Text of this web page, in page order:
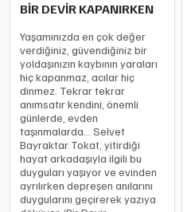
BİR DEVİR KAPANIRKEN
Yaşamınızda en çok değer
verdiğiniz, güvendiğiniz bir
yoldaşınızın kaybının yaraları
hiç kapanmaz, acılar hiç
dinmez. Tekrar tekrar
anımsatır kendini, önemli
günlerde, evden
taşınmalarda… Selvet
Bayraktar Tokat, yitirdiği
hayat arkadaşıyla ilgili bu
duyguları yaşıyor ve evinden
ayrılırken depreşen anılarını
duygularını geçirerek yazıya